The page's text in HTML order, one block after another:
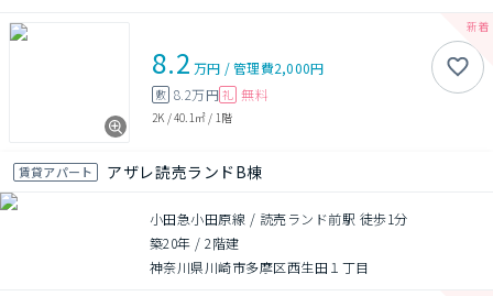
8.2 万円 /管理費2,000円
敷 8.2万円 礼 無料
2K /40.1㎡ / 1階
賃貸アパート アザレ読売ランドB棟
小田急小田原線 / 読売ランド前駅 徒歩1分
築20年 /2階建
神奈川県川崎市多摩区西生田１丁目